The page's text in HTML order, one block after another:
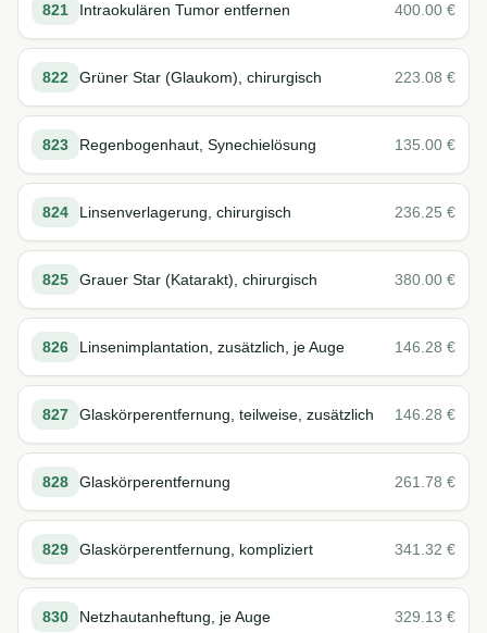
821 Intraokulären Tumor entfernen 400.00 €
822 Grüner Star (Glaukom), chirurgisch 223.08 €
823 Regenbogenhaut, Synechielösung 135.00 €
824 Linsenverlagerung, chirurgisch 236.25 €
825 Grauer Star (Katarakt), chirurgisch 380.00 €
826 Linsenimplantation, zusätzlich, je Auge 146.28 €
827 Glaskörperentfernung, teilweise, zusätzlich 146.28 €
828 Glaskörperentfernung 261.78 €
829 Glaskörperentfernung, kompliziert 341.32 €
830 Netzhautanheftung, je Auge 329.13 €